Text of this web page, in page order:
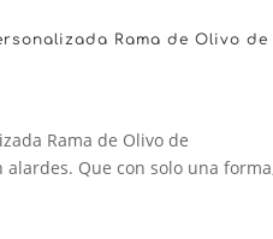
Rama de Olivo de
Rama de Olivo de
Que con solo una